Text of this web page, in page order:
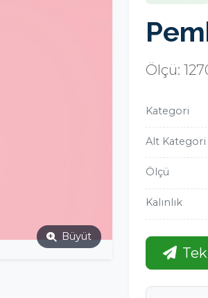
Büyüt
Ölçü:
Kategori
Alt Kategori
Ölçü
Kalınlık